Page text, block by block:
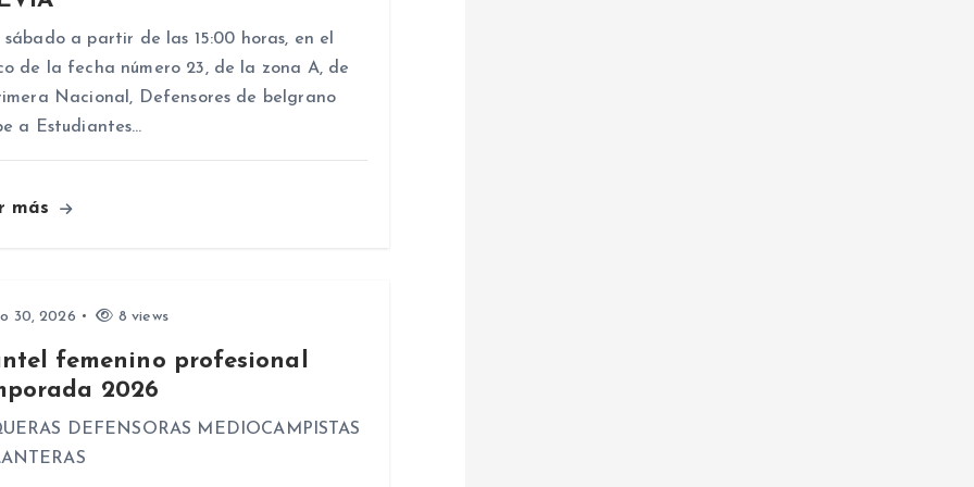
sábado a partir de las 15:00 horas, en el
de la fecha número 23, de la zona A, de
Nacional, Defensores de belgrano
a Estudiantes…
más
30, 2026 8 views
femenino profesional
2026
DEFENSORAS MEDIOCAMPISTAS